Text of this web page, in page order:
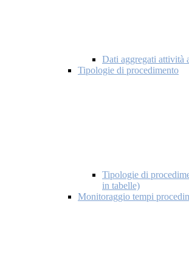
Dati aggregati attività
Tipologie di procedimento
Tipologie di
in tabelle)
Monitoraggio tempi